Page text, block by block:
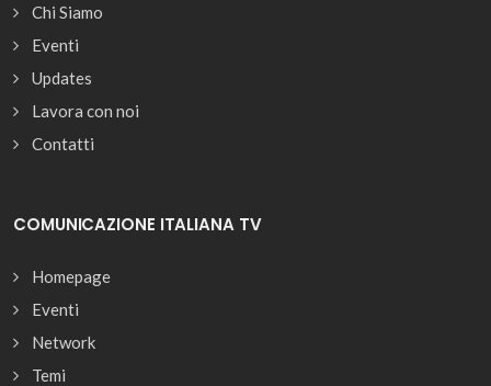
Chi Siamo
Eventi
Updates
Lavora con noi
Contatti
COMUNICAZIONE ITALIANA TV
Homepage
Eventi
Network
Temi